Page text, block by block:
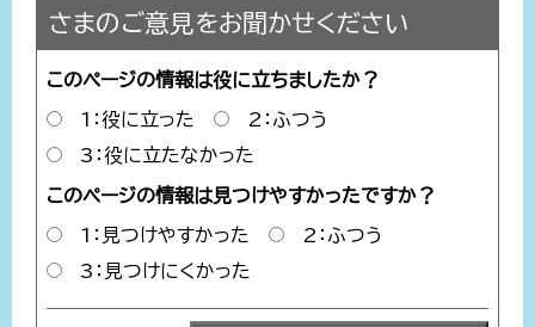
さまのご意見をお聞かせください
このページの情報は役に立ちましたか？
1：役に立った
2：ふつう
3：役に立たなかった
このページの情報は見つけやすかったですか？
1：見つけやすかった
2：ふつう
3：見つけにくかった